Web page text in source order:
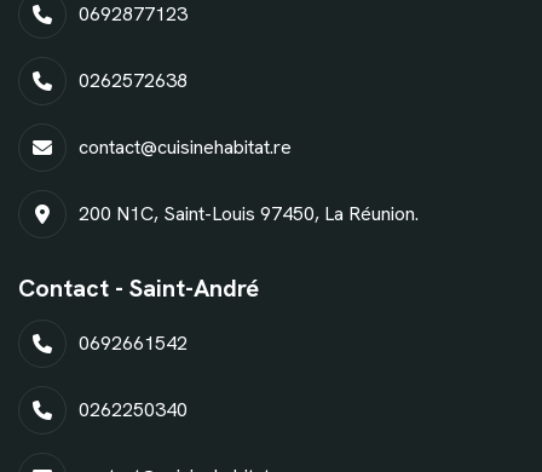
0692877123
0262572638
contact@cuisinehabitat.re
200 N1C, Saint-Louis 97450, La Réunion.
Contact - Saint-André
0692661542
0262250340